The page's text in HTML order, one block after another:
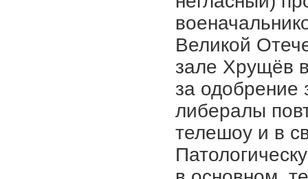
Великой
зале Хрущёв
за одобрение
либералы
телешоу и в